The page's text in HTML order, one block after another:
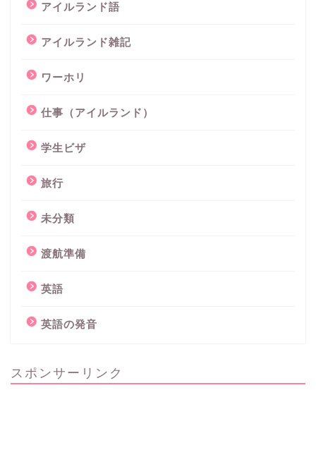
アイルランド語
アイルランド雑記
ワーホリ
仕事（アイルランド）
学生ビザ
旅行
未分類
渡航準備
英語
英語の発音
スポンサーリンク